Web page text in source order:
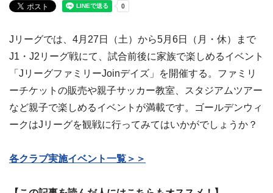
Jリーグでは、4月27日（土）から5月6日（月・休）まで
J1・J2リーグ戦にて、試合前後に家族で楽しめるイベント
「JリーグファミリーJoinデイズ」を開催する。ファミリ
ーチケットの販売や親子サッカー教室、スタジアムツアー
など親子で楽しめるイベントが満載です。ゴールデンウィ
ークはJリーグを観戦に行ってみてはいかがでしょうか？
各クラブ実施イベント一覧＞＞